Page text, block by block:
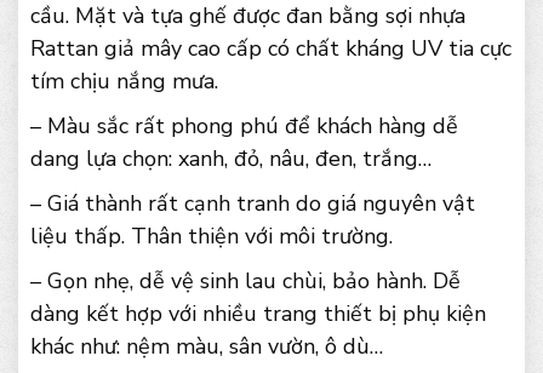
cầu. Mặt và tựa ghế được đan bằng sợi nhựa
Rattan giả mây cao cấp có chất kháng UV tia cực
tím chịu nắng mưa.
– Màu sắc rất phong phú để khách hàng dễ
dang lựa chọn: xanh, đỏ, nâu, đen, trắng…
– Giá thành rất cạnh tranh do giá nguyên vật
liệu thấp. Thân thiện với môi trường.
– Gọn nhẹ, dễ vệ sinh lau chùi, bảo hành. Dễ
dàng kết hợp với nhiều trang thiết bị phụ kiện
khác như: nệm màu, sân vườn, ô dù…